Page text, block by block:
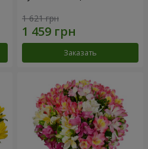
1 621 грн
Заказать